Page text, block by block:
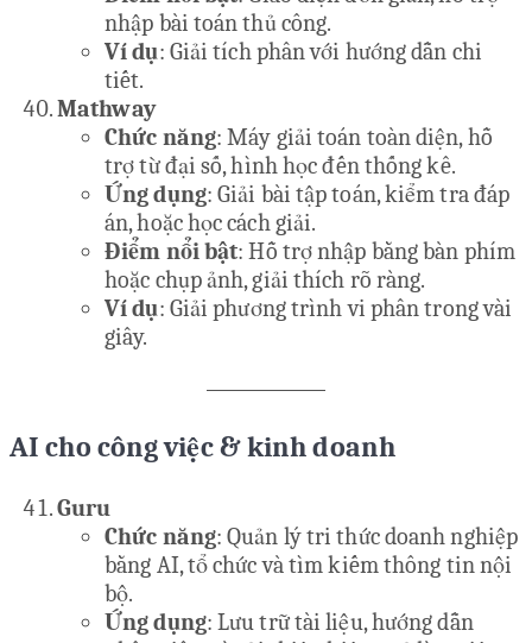
nhập bài toán thủ công.
Ví dụ: Giải tích phân với hướng dẫn chi
tiết.
Mathway
Chức năng: Máy giải toán toàn diện, hỗ
trợ từ đại số, hình học đến thống kê.
Ứng dụng: Giải bài tập toán, kiểm tra đáp
án, hoặc học cách giải.
Điểm nổi bật: Hỗ trợ nhập bằng bàn phím
hoặc chụp ảnh, giải thích rõ ràng.
Ví dụ: Giải phương trình vi phân trong vài
giây.
AI cho công việc & kinh doanh
Guru
Chức năng: Quản lý tri thức doanh nghiệp
bằng AI, tổ chức và tìm kiếm thông tin nội
bộ.
Ứng dụng: Lưu trữ tài liệu, hướng dẫn